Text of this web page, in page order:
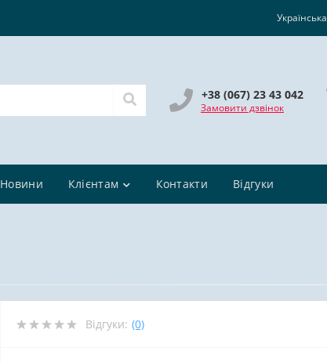
Українська
+38 (067) 23 43 042
Замовити дзвінок
Новини Клієнтам Контакти Відгуки
Відгуки: (0)